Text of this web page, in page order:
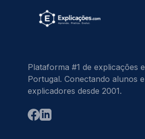
Plataforma #1 de explicações
Portugal. Conectando alunos e
explicadores desde 2001.